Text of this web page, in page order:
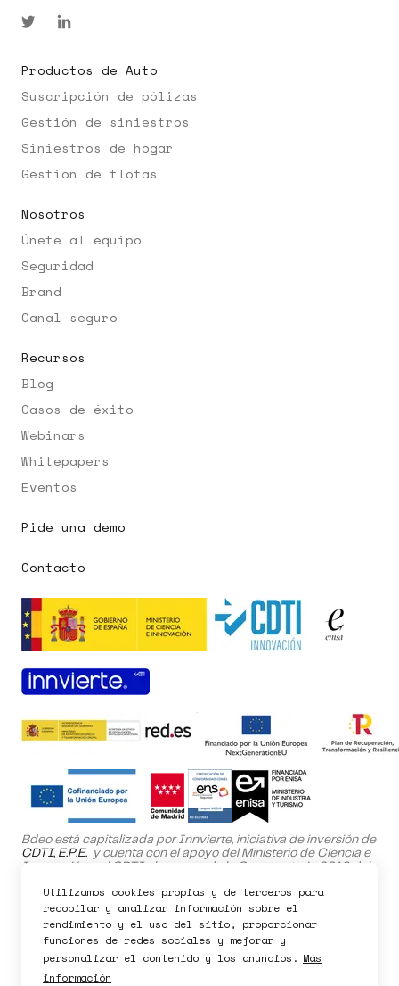
Pedir demo
Productos de Auto
Suscripción de pólizas
Gestión de siniestros
Siniestros de hogar
Gestión de flotas
Nosotros
Únete al equipo
Seguridad
Brand
Canal seguro
Recursos
Blog
Casos de éxito
Webinars
Whitepapers
Eventos
Pide una demo
Contacto
Bdeo está capitalizada por Innvierte, iniciativa de inversión de
CDTI, E.P.E. y cuenta con el apoyo del Ministerio de Ciencia e
Innovación y el CDTI al amparo de la Convocatoria 2019 del
El proyecto SafeHome ha sido cofinanciado por el Fondo
Europeo de Desarrollo Regional (FEDER) dentro del Programa
Operativo de la Comunidad de Madrid 2021-2027.
Utilizamos cookies propias y de terceros para
recopilar y analizar información sobre el
rendimiento y el uso del sitio, proporcionar
funciones de redes sociales y mejorar y
personalizar el contenido y los anuncios. Más
información